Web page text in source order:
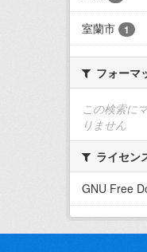
室蘭市 1
フォーマ
この検索に
りません
ライセン
GNU Free